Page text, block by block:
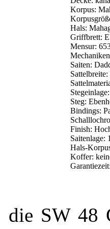
Korpus:
Hals:
Griffbrett:
Mensur:
Saiten:
Steg:
Bindings:
Finish:
Saitenlage:
Hals-
Koffer:
die SW 48